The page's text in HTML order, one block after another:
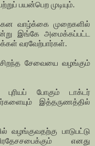
பயன்பெற முடியும்.
வாழ்க்கை முறைகளில்
இங்கே அமைக்கப்பட்ட
வரவேற்பார்கள்.
சேவையை வழங்கும்
போகும் டாக்டர்
இத்தருணத்தில்
பாடுபட்டு
எனது